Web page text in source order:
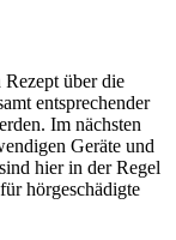
Rezept über die
entsprechender
Im nächsten
Geräte und
hier in der Regel
hörgeschädigte